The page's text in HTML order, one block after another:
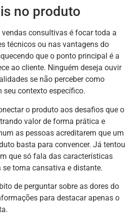
no produto
consultivas é focar toda a
técnicos ou nas vantagens do
que o ponto principal é a
ao cliente. Ninguém deseja ouvir
se não perceber como
contexto específico.
o produto aos desafios que o
valor de forma prática e
as pessoas acreditarem que um
basta para convencer. Já tentou
que só fala das características
se torna cansativa e distante.
de perguntar sobre as dores do
para destacar apenas o